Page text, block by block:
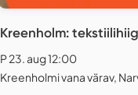
Kreenholm:
P 23. aug 12:00
Kreenholmi vana värav,